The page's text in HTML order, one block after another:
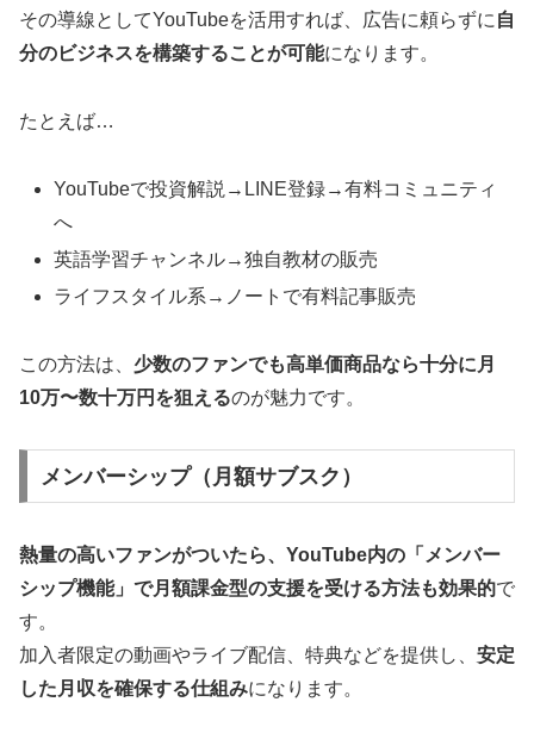
その導線としてYouTubeを活用すれば、広告に頼らずに 自
分のビジネスを構築することが可能になります。
たとえば…
YouTubeで投資解説→LINE登録→有料コミュニティ
へ
英語学習チャンネル→独自教材の販売
ライフスタイル系→ノートで有料記事販売
この方法は、 少数のファンでも高単価商品なら十分に月
10万〜数十万円を狙えるのが魅力です。
メンバーシップ（月額サブスク）
熱量の高いファンがついたら、YouTube内の「メンバー
シップ機能」で月額課金型の支援を受ける方法も効果的で
す。
加入者限定の動画やライブ配信、特典などを提供し、 安定
した月収を確保する仕組みになります。